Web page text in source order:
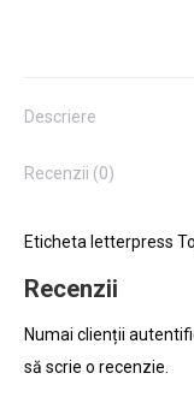
Descriere
Recenzii (0)
Eticheta letterpress
Recenzii
Numai clienții
să scrie o recenzie.